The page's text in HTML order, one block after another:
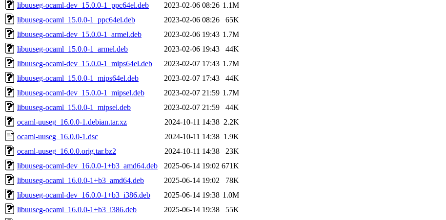
libuuseg-ocaml-dev_15.0.0-1_ppc64el.deb
2023-02-06 08:26 1.1M
libuuseg-ocaml_15.0.0-1_ppc64el.deb
2023-02-06 08:26
65K
libuuseg-ocaml-dev_15.0.0-1_armel.deb
2023-02-06 19:43 1.7M
libuuseg-ocaml_15.0.0-1_armel.deb
2023-02-06 19:43
44K
libuuseg-ocaml-dev_15.0.0-1_mips64el.deb
2023-02-07 17:43 1.7M
libuuseg-ocaml_15.0.0-1_mips64el.deb
2023-02-07 17:43
44K
libuuseg-ocaml-dev_15.0.0-1_mipsel.deb
2023-02-07 21:59 1.7M
libuuseg-ocaml_15.0.0-1_mipsel.deb
2023-02-07 21:59
44K
ocaml-uuseg_16.0.0-1.debian.tar.xz
2024-10-11 14:38 2.2K
ocaml-uuseg_16.0.0-1.dsc
2024-10-11 14:38 1.9K
ocaml-uuseg_16.0.0.orig.tar.bz2
2024-10-11 14:38
23K
libuuseg-ocaml-dev_16.0.0-1+b3_amd64.deb
2025-06-14 19:02 671K
libuuseg-ocaml_16.0.0-1+b3_amd64.deb
2025-06-14 19:02
78K
libuuseg-ocaml-dev_16.0.0-1+b3_i386.deb
2025-06-14 19:38 1.0M
libuuseg-ocaml_16.0.0-1+b3_i386.deb
2025-06-14 19:38
55K